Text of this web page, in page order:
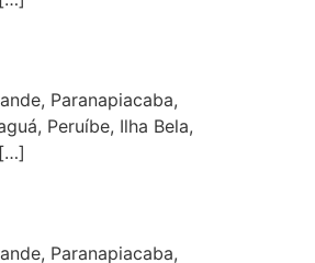
Paranapiacaba,
Peruíbe, Ilha Bela,
Paranapiacaba,